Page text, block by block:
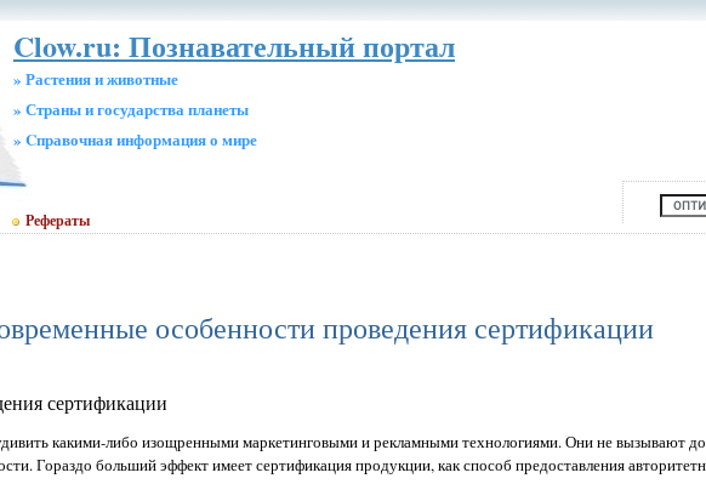
Clow.ru: Познавательный портал
» Растения и животные
» Страны и государства планеты
» Cправочная информация о мире
Рефераты
особенности проведения сертификации
сертификации
какими-либо изощренными маркетинговыми и рекламными технологиями. Они не вызывают
Гораздо больший эффект имеет сертификация продукции, как способ предоставления